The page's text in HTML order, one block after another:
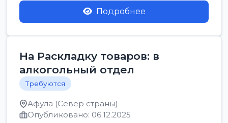
Подробнее
На Раскладку товаров: в
алкогольный отдел
Требуются
Афула (Север страны)
Опубликовано: 06.12.2025